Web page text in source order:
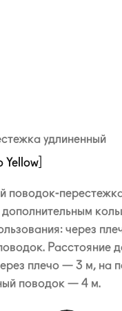
удлиненный
поводок-
через
Расстояние
плечо — 3 м, на
поводок — 4 м.